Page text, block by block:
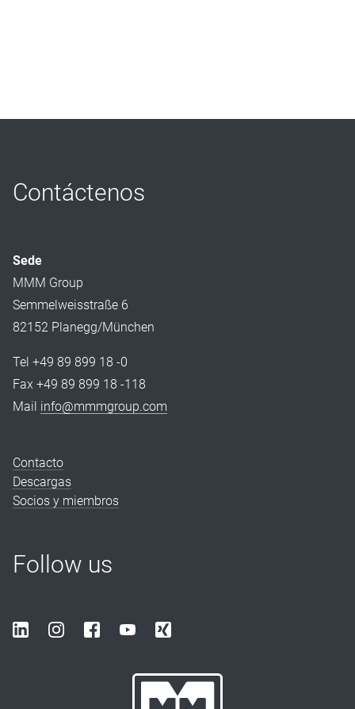
Contáctenos
Sede
MMM Group
Semmelweisstraße 6
82152 Planegg/München
Tel +49 89 899 18 -0
Fax +49 89 899 18 -118
Mail info@mmmgroup.com
Contacto
Descargas
Socios y miembros
Follow us